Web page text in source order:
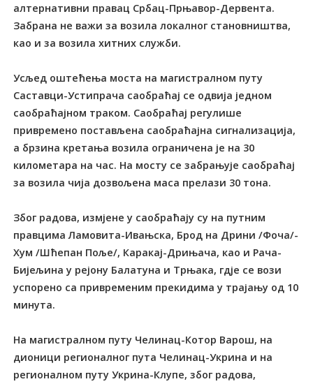
алтернативни правац Србац-Прњавор-Дервента.
Забрана не важи за возила локалног становништва,
као и за возила хитних служби.
Усљед оштећења моста на магистралном путу
Саставци-Устипрача саобраћај се одвија једном
саобраћајном траком. Саобраћај регулише
привремено постављена саобраћајна сигнализација,
а брзина кретања возила ограничена је на 30
километара на час. На мосту се забрањује саобраћај
за возила чија дозвољена маса прелази 30 тона.
Због радова, измјене у саобраћају су на путним
правцима Ламовита-Ивањска, Брод на Дрини /Фоча/-
Хум /Шћепан Поље/, Каракај-Дрињача, као и Рача-
Бијељина у рејону Балатуна и Трњака, гдје се вози
успорено са привременим прекидима у трајању од 10
минута.
На магистралном путу Челинац-Котор Варош, на
дионици регионалног пута Челинац-Укрина и на
регионалном путу Укрина-Клупе, због радова,